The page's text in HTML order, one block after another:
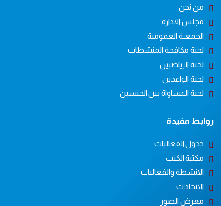
من نحن
مجلس الادارة
الجمعية العمومية
لجنة مكافحة المنشطات
لجنة الرياضيين
لجنة الواعدين
لجنة المساواة بين الجنسين
روابط مفيدة
جدول الفعاليات
مكتبة الكتب
الانشطة والفعاليات
الاتحادات
معرض الصور